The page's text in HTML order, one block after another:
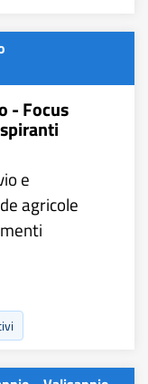
- Focus
e
agricole